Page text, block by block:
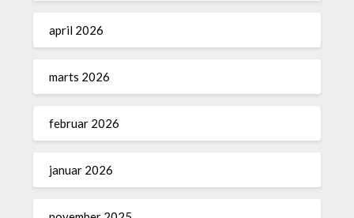
april 2026
marts 2026
februar 2026
januar 2026